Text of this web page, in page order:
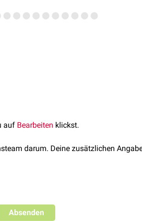
zahnmedizinischer
auf Bearbeiten klickst.
darum. Deine zusätzlichen
Absenden